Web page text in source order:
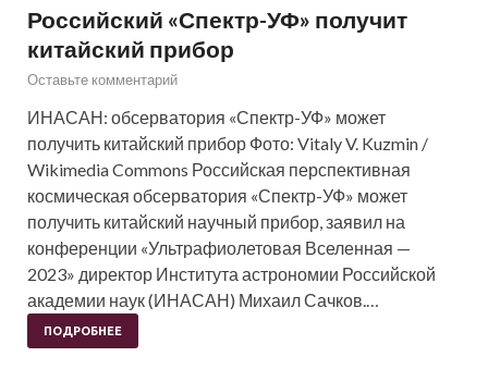
Российский «Спектр-УФ» получит
китайский прибор
Оставьте комментарий
ИНАСАН: обсерватория «Спектр-УФ» может
получить китайский прибор Фото: Vitaly V. Kuzmin /
Wikimedia Commons Российская перспективная
космическая обсерватория «Спектр-УФ» может
получить китайский научный прибор, заявил на
конференции «Ультрафиолетовая Вселенная —
2023» директор Института астрономии Российской
академии наук (ИНАСАН) Михаил Сачков.…
ПОДРОБНЕЕ